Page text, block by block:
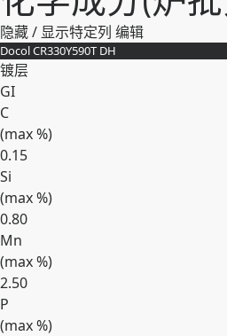
隐藏 / 显示特定列 编辑
Docol CR330Y590T DH
镀层
GI
C
(max%)
0.15
Si
(max%)
0.80
Mn
(max%)
2.50
P
(max%)